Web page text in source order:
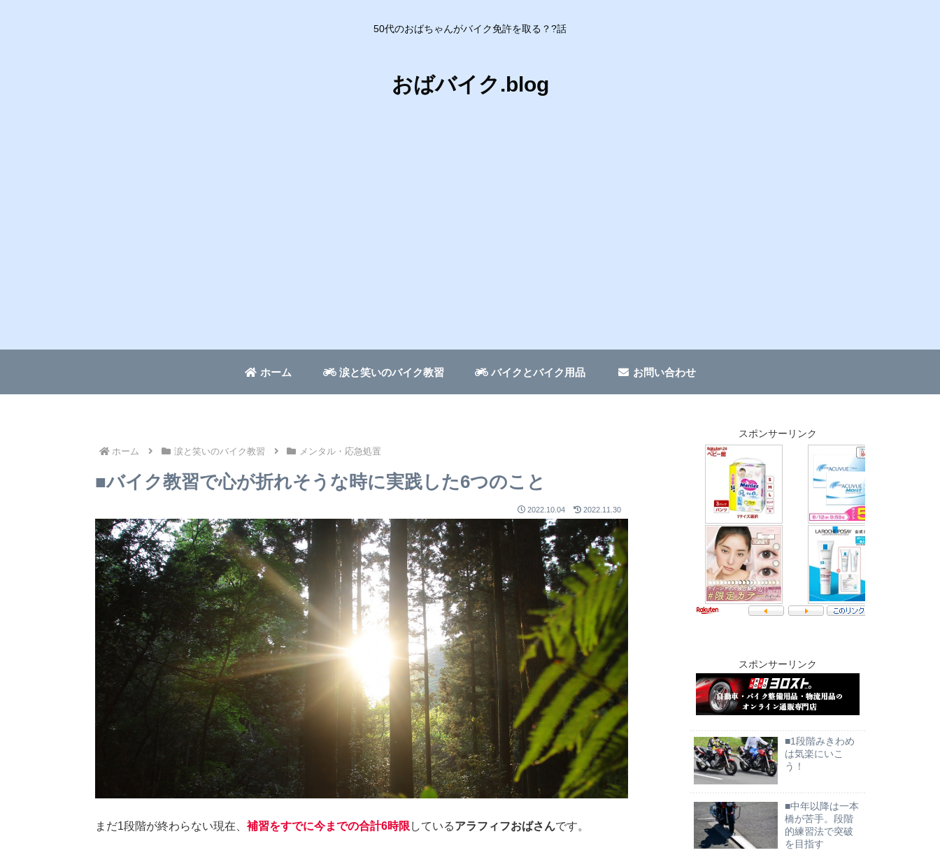
50代のおばちゃんがバイク免許を取る？?話
おばバイク.blog
ホーム 涙と笑いのバイク教習 バイクとバイク用品 お問い合わせ
ホーム 涙と笑いのバイク教習 メンタル・応急処置
■バイク教習で心が折れそうな時に実践した6つのこと
2022.10.04 2022.11.30
まだ1段階が終わらない現在、 補習をすでに今までの合計6時限 しているアラフィフおばさんです。
スポンサーリンク
スポンサーリンク
■1段階みきわめ
は気楽にいこ
う！
■中年以降は一本
橋が苦手。段階
的練習法で突破
を目指す